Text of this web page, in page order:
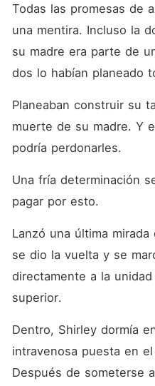
Todas las promesas de
una mentira. Incluso la
su madre era parte de
dos lo habían planeado
Planeaban construir su
muerte de su madre. Y
podría perdonarles.
Una fría determinación
pagar por esto.
Lanzó una última
se dio la vuelta y se
directamente a la
superior.
Dentro, Shirley dormía
intravenosa puesta en
Después de someterse